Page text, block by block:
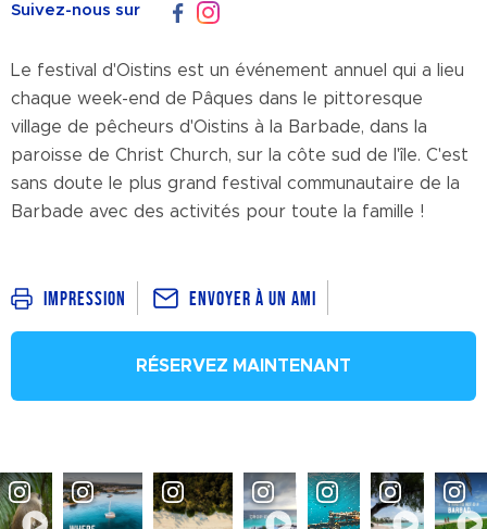
Suivez-nous sur
Le festival d'Oistins est un événement annuel qui a lieu
chaque week-end de Pâques dans le pittoresque
village de pêcheurs d'Oistins à la Barbade, dans la
paroisse de Christ Church, sur la côte sud de l'île. C'est
sans doute le plus grand festival communautaire de la
Barbade avec des activités pour toute la famille !
Impression Envoyer à un ami
RÉSERVEZ MAINTENANT